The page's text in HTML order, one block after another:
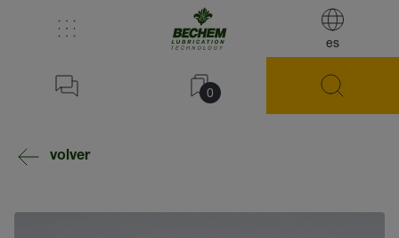
es
0
volver